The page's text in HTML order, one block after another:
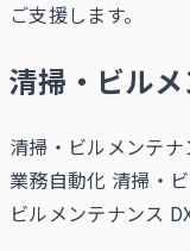
ご支援します。
清掃・ビル
清掃・ビルメンテナ
業務自動化 清掃・
ビルメンテナンス